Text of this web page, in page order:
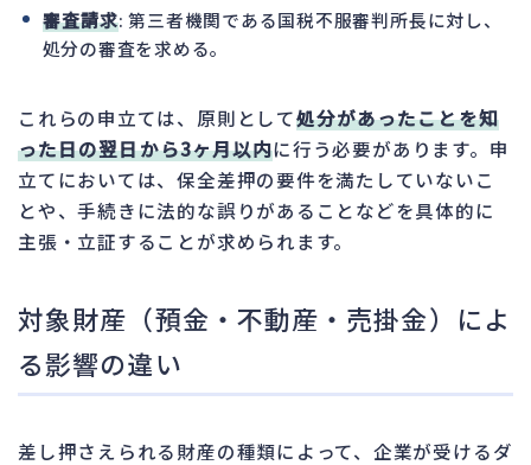
審査請求: 第三者機関である国税不服審判所長に対し、
処分の審査を求める。
これらの申立ては、原則として処分があったことを知
った日の翌日から3ヶ月以内に行う必要があります。申
立てにおいては、保全差押の要件を満たしていないこ
とや、手続きに法的な誤りがあることなどを具体的に
主張・立証することが求められます。
対象財産（預金・不動産・売掛金）によ
る影響の違い
差し押さえられる財産の種類によって、企業が受けるダ